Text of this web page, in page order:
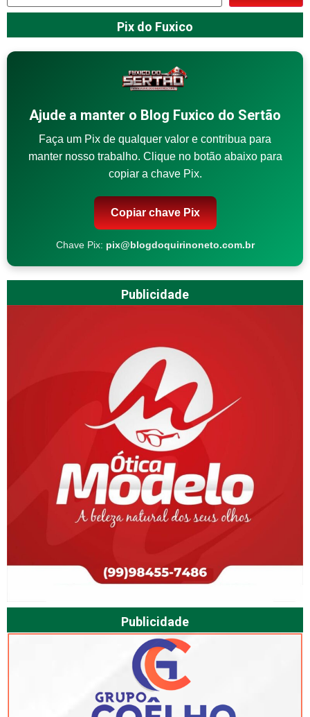
Pix do Fuxico
Ajude a manter o Blog Fuxico do Sertão
Faça um Pix de qualquer valor e contribua para
manter nosso trabalho. Clique no botão abaixo para
copiar a chave Pix.
Copiar chave Pix
Chave Pix: pix@blogdoquirinoneto.com.br
Publicidade
Publicidade